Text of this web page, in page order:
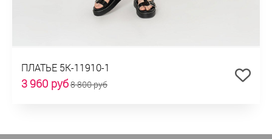
ПЛАТЬЕ 5К-11910-1
3 960 руб8 800 руб